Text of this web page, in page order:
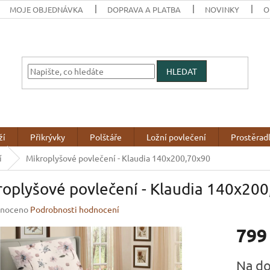
MOJE OBJEDNÁVKA DOPRAVA A PLATBA NOVINKY O
HLEDAT
Přikrývky Polštáře Ložní povlečení
Mikroplyšové povlečení - Klaudia 140x200,70x90
povlečení - Klaudia
Podrobnosti hodnocení
cena:
Na